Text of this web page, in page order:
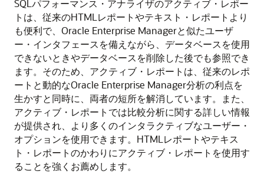
SQLパフォーマンス・アナライザのアクティブ・レポー
トは、従来のHTMLレポートやテキスト・レポートより
も便利で、Oracle Enterprise Managerと似たユーザ
ー・インタフェースを備えながら、データベースを使用
できないときやデータベースを削除した後でも参照でき
ます。そのため、アクティブ・レポートは、従来のレポ
ートと動的なOracle Enterprise Manager分析の利点を
生かすと同時に、両者の短所を解消しています。また、
アクティブ・レポートでは比較分析に関する詳しい情報
が提供され、より多くのインタラクティブなユーザー・
オプションを使用できます。HTMLレポートやテキス
ト・レポートのかわりにアクティブ・レポートを使用す
ることを強くお薦めします。